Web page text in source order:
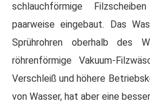
schlauchförmige
paarweise eingebaut. Das
Sprührohren oberhalb des
röhrenförmige Vakuum-
Verschleiß und höhere
von Wasser, hat aber eine